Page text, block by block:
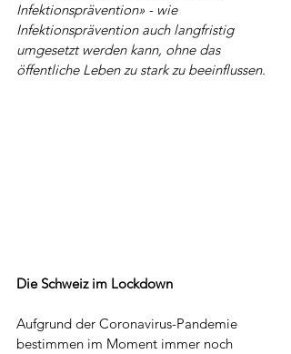
Infektionsprävention» - wie
Infektionsprävention auch langfristig
umgesetzt werden kann, ohne das
öffentliche Leben zu stark zu beeinflussen.
Die Schweiz im Lockdown
Aufgrund der Coronavirus-Pandemie
bestimmen im Moment immer noch